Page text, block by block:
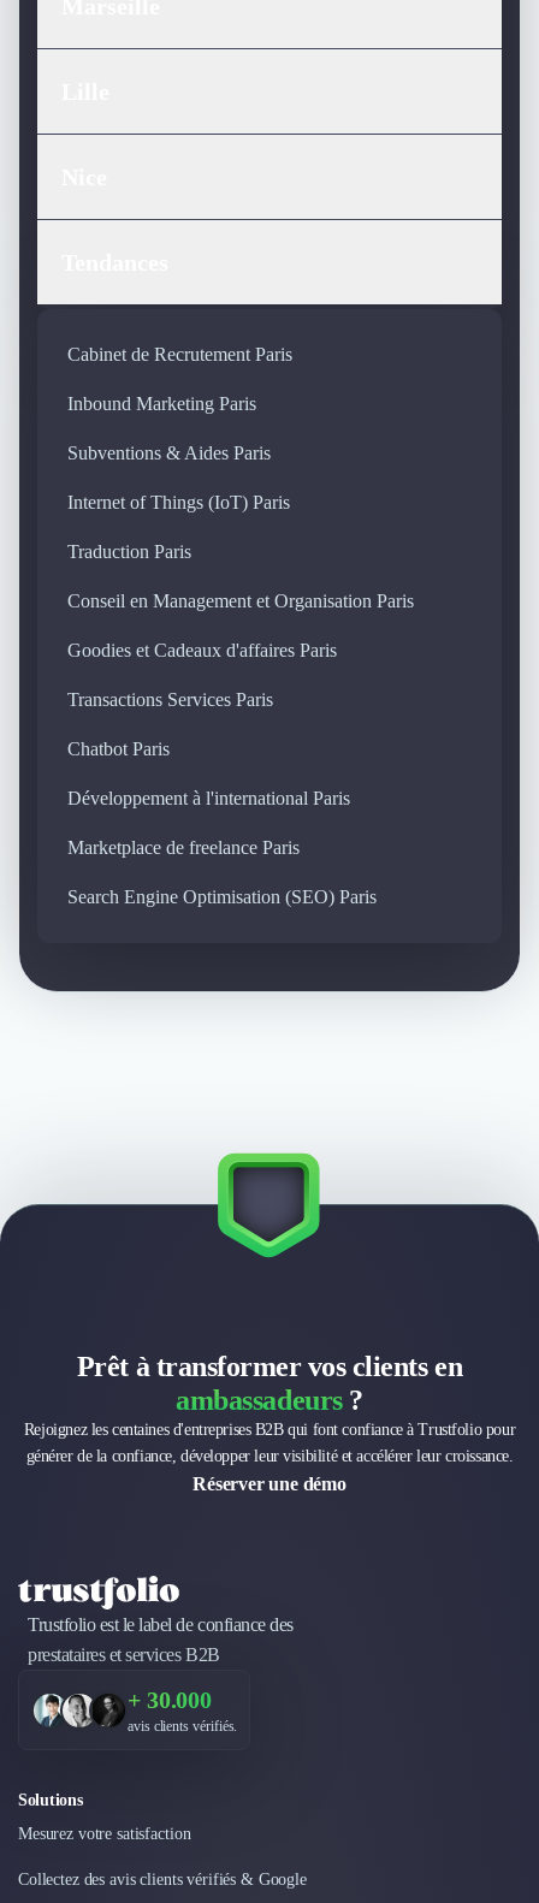
Cabinet de Recrutement Paris
Inbound Marketing Paris
Subventions & Aides Paris
Internet of Things (IoT) Paris
Traduction Paris
Conseil en Management et Organisation Paris
Goodies et Cadeaux d'affaires Paris
Transactions Services Paris
Chatbot Paris
Développement à l'international Paris
Marketplace de freelance Paris
Search Engine Optimisation (SEO) Paris
Prêt à transformer vos clients en
ambassadeurs?
Rejoignez les centaines d'entreprises B2B qui font confiance à Trustfolio pour
générer de la confiance, développer leur visibilité et accélérer leur croissance.
Réserver une démo
Trustfolio est le label de confiance des
prestataires et services B2B
+ 30.000
avis clients vérifiés.
Solutions
Mesurez votre satisfaction
Collectez des avis clients vérifiés & Google